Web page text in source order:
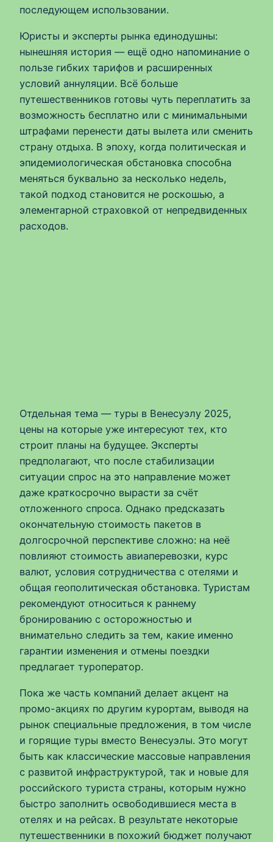
последующем использовании.
Юристы и эксперты рынка единодушны:
нынешняя история — ещё одно напоминание о
пользе гибких тарифов и расширенных
условий аннуляции. Всё больше
путешественников готовы чуть переплатить за
возможность бесплатно или с минимальными
штрафами перенести даты вылета или сменить
страну отдыха. В эпоху, когда политическая и
эпидемиологическая обстановка способна
меняться буквально за несколько недель,
такой подход становится не роскошью, а
элементарной страховкой от непредвиденных
расходов.
Отдельная тема — туры в Венесуэлу 2025,
цены на которые уже интересуют тех, кто
строит планы на будущее. Эксперты
предполагают, что после стабилизации
ситуации спрос на это направление может
даже краткосрочно вырасти за счёт
отложенного спроса. Однако предсказать
окончательную стоимость пакетов в
долгосрочной перспективе сложно: на неё
повлияют стоимость авиаперевозки, курс
валют, условия сотрудничества с отелями и
общая геополитическая обстановка. Туристам
рекомендуют относиться к раннему
бронированию с осторожностью и
внимательно следить за тем, какие именно
гарантии изменения и отмены поездки
предлагает туроператор.
Пока же часть компаний делает акцент на
промо-акциях по другим курортам, выводя на
рынок специальные предложения, в том числе
и горящие туры вместо Венесуэлы. Это могут
быть как классические массовые направления
с развитой инфраструктурой, так и новые для
российского туриста страны, которым нужно
быстро заполнить освободившиеся места в
отелях и на рейсах. В результате некоторые
путешественники в похожий бюджет получают